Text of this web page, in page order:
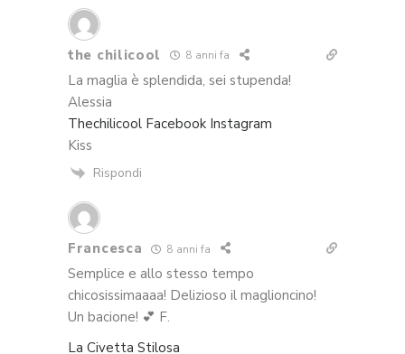
the chilicool 8 anni fa
La maglia è splendida, sei stupenda!
Alessia
Thechilicool Facebook Instagram
Kiss
Rispondi
Francesca 8 anni fa
Semplice e allo stesso tempo
chicosissimaaaa! Delizioso il maglioncino!
Un bacione! 💕 F.
La Civetta Stilosa